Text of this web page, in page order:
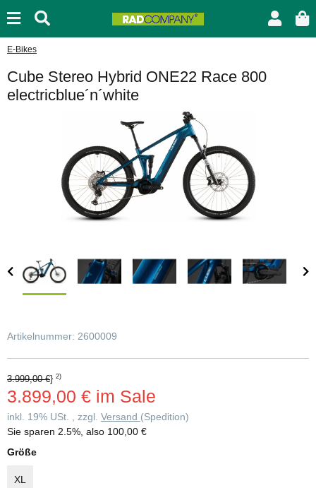
E-Bikes
Cube Stereo Hybrid ONE22 Race 800
electricblue´n´white
Artikelnummer: 2600009
3.999,00 €} 2)
3.899,00 € im Sale
inkl. 19% USt. , zzgl. Versand (Spedition)
Sie sparen 2.5% , also 100,00 €
Größe
XL